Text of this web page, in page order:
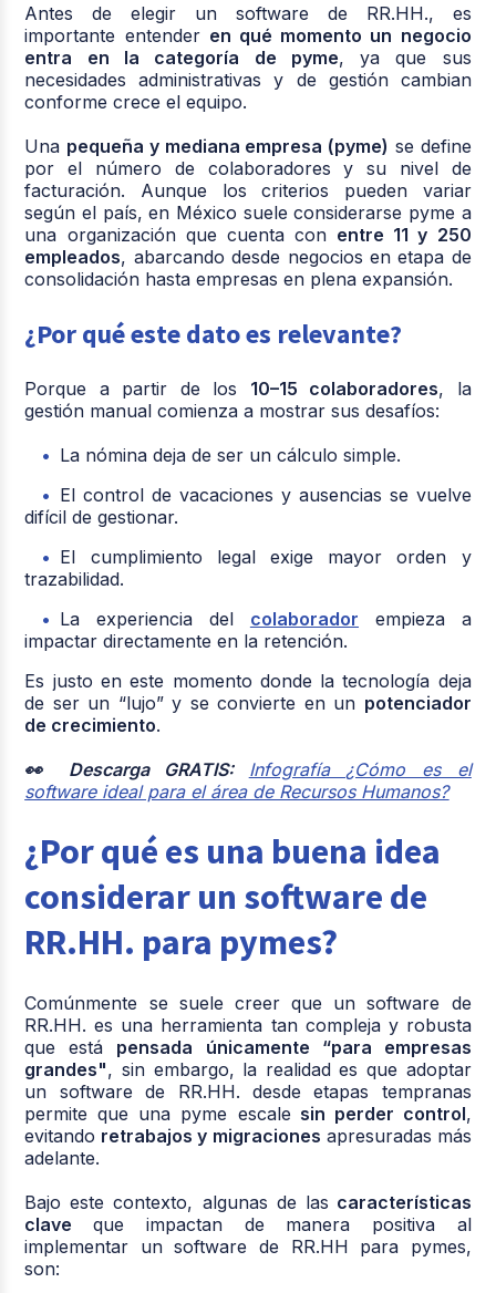
Antes de elegir un software de RR.HH., es
importante entender en qué momento un negocio
entra en la categoría de pyme, ya que sus
necesidades administrativas y de gestión cambian
conforme crece el equipo.
Una pequeña y mediana empresa (pyme) se define
por el número de colaboradores y su nivel de
facturación. Aunque los criterios pueden variar
según el país, en México suele considerarse pyme a
una organización que cuenta con entre 11 y 250
empleados, abarcando desde negocios en etapa de
consolidación hasta empresas en plena expansión.
¿Por qué este dato es relevante?
Porque a partir de los 10–15 colaboradores, la
gestión manual comienza a mostrar sus desafíos:
La nómina deja de ser un cálculo simple.
El control de vacaciones y ausencias se vuelve
difícil de gestionar.
El cumplimiento legal exige mayor orden y
trazabilidad.
La experiencia del colaborador empieza a
impactar directamente en la retención.
Es justo en este momento donde la tecnología deja
de ser un “lujo” y se convierte en un potenciador
de crecimiento.
👀 Descarga GRATIS: Infografía ¿Cómo es el
software ideal para el área de Recursos Humanos?
¿Por qué es una buena idea
considerar un software de
RR.HH. para pymes?
Comúnmente se suele creer que un software de
RR.HH. es una herramienta tan compleja y robusta
que está pensada únicamente “para empresas
grandes", sin embargo, la realidad es que adoptar
un software de RR.HH. desde etapas tempranas
permite que una pyme escale sin perder control,
evitando retrabajos y migraciones apresuradas más
adelante.
Bajo este contexto, algunas de las características
claveque impactan de manera positiva al
implementar un software de RR.HH para pymes,
son: